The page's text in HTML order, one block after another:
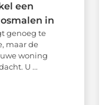
een
in
genoeg te
maar de
woning
U ...